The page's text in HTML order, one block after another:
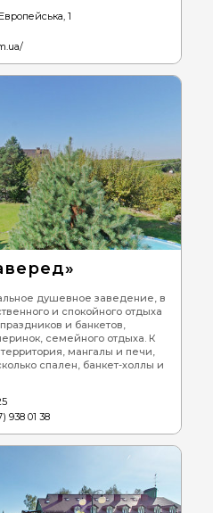
1
душевное заведение, в
и спокойного отдыха
и банкетов,
семейного отдыха. К
мангалы и печи,
спален, банкет-холлы и
938 01 38